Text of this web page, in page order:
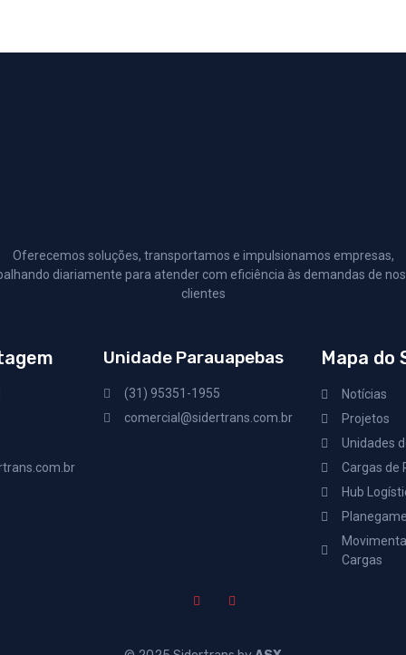
Oferecemos soluções, transportamos e impulsionamos empresas,
diariamente para atender com eficiência às demandas de
clientes
Unidade Parauapebas
(31) 95351-1955
comercial@sidertrans.com.br
Mapa do
Notícias
Projetos
Unidades
Cargas de
Hub
Cargas